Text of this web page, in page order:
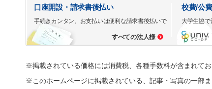
口座開設・請求書後払い
手続きカンタン、お支払いは便利な請求書後払いで
すべての法人様
校費/公
大学生協で
※掲載されている価格には消費税、各種手数料が含まれて
※このホームページに掲載されている、記事・写真の一部